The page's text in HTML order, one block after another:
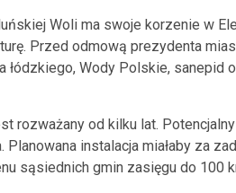
Woli ma swoje korzenie w
Przed odmową prezydenta
Wody Polskie, sanepid
rozważany od kilku lat.
instalacja miałaby za
sąsiednich gmin zasięgu do 100